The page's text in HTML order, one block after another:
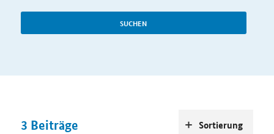
SUCHEN
3 Beiträge Sortierung